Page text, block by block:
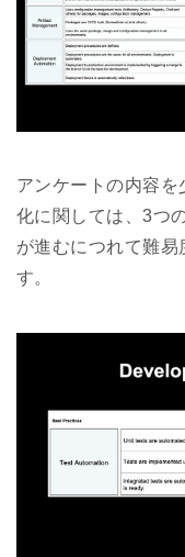
アンケートの内容
化に関しては、3つ
が進むにつれて難易
す。